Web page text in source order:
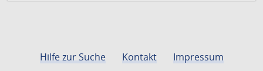
Hilfe zur Suche Kontakt
Impressum